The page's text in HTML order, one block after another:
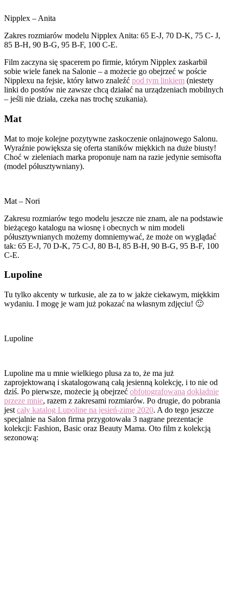
Nipplex – Anita
Zakres rozmiarów modelu Nipplex Anita: 65 E-J, 70 D-K, 75 C- J,
85 B-H, 90 B-G, 95 B-F, 100 C-E.
Film zaczyna się spacerem po firmie, którym Nipplex zaskarbił
sobie wiele fanek na Salonie – a możecie go obejrzeć w poście
Nipplexu na fejsie, który łatwo znaleźć pod tym linkiem (niestety
linki do postów nie zawsze chcą działać na urządzeniach mobilnych
– jeśli nie działa, czeka nas trochę szukania).
Mat
Mat to moje kolejne pozytywne zaskoczenie onlajnowego Salonu.
Wyraźnie powiększa się oferta staników miękkich na duże biusty!
Choć w zieleniach marka proponuje nam na razie jedynie semisofta
(model półusztywniany).
Mat – Nori
Zakresu rozmiarów tego modelu jeszcze nie znam, ale na podstawie
bieżącego katalogu na wiosnę i obecnych w nim modeli
półusztywnianych możemy domniemywać, że może on wyglądać
tak: 65 E-J, 70 D-K, 75 C-J, 80 B-I, 85 B-H, 90 B-G, 95 B-F, 100
C-E.
Lupoline
Tu tylko akcenty w turkusie, ale za to w jakże ciekawym, miękkim
wydaniu. I mogę je wam już pokazać na własnym zdjęciu! 🙂
Lupoline
Lupoline ma u mnie wielkiego plusa za to, że ma już
zaprojektowaną i skatalogowaną całą jesienną kolekcję, i to nie od
dziś. Po pierwsze, możecie ją obejrzeć obfotografowaną dokładnie
przeze mnie, razem z zakresami rozmiarów. Po drugie, do pobrania
jest cały katalog Lupoline na jesień-zimę 2020. A do tego jeszcze
specjalnie na Salon firma przygotowała 3 nagrane prezentacje
kolekcji: Fashion, Basic oraz Beauty Mama. Oto film z kolekcją
sezonową: